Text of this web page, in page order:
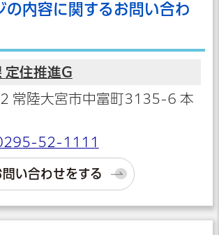
の内容に関するお問い合わ
定住推進G
常陸大宮市中富町3135-6 本
52-1111
問い合わせをする